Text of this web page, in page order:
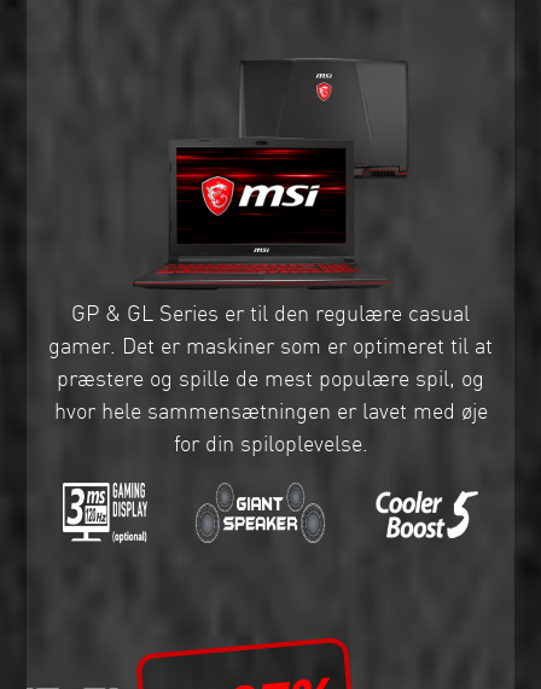
GP & GL Series er til den regulære casual
gamer. Det er maskiner som er optimeret til at
præstere og spille de mest populære spil, og
hvor hele sammensætningen er lavet med øje
for din spiloplevelse.